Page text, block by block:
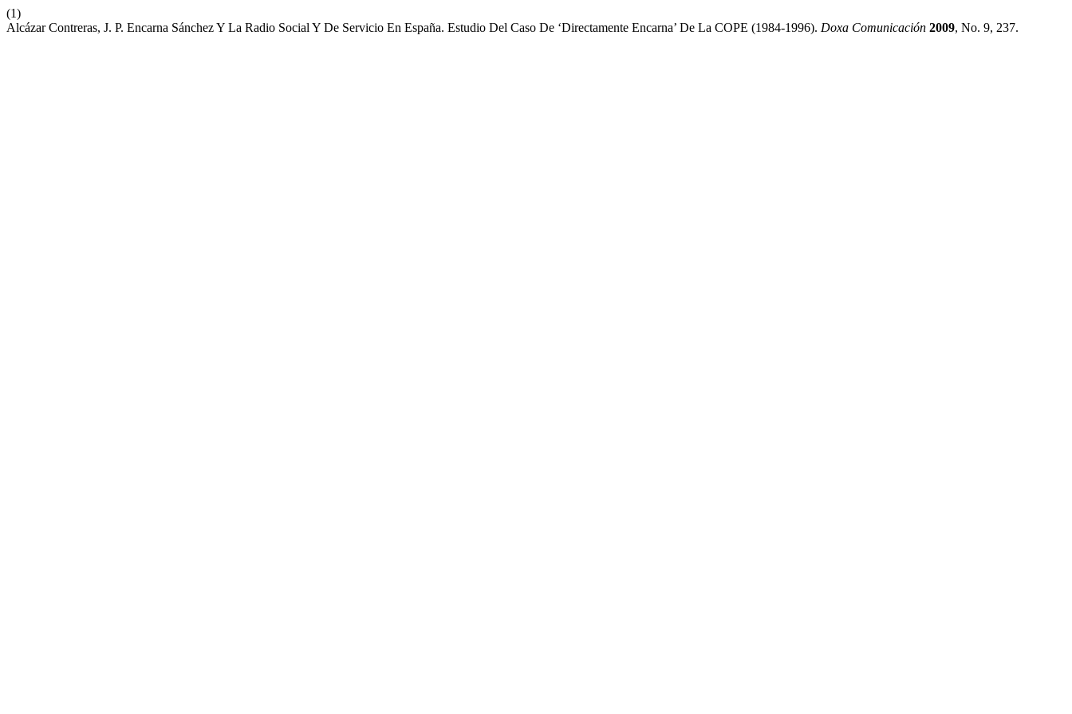
(1)
Alcázar Contreras, J. P. Encarna Sánchez Y La Radio Social Y De Servicio En España. Estudio Del Caso De ‘Directamente Encarna’ De La COPE (1984-1996). Doxa Comunicación 2009, No. 9, 237.